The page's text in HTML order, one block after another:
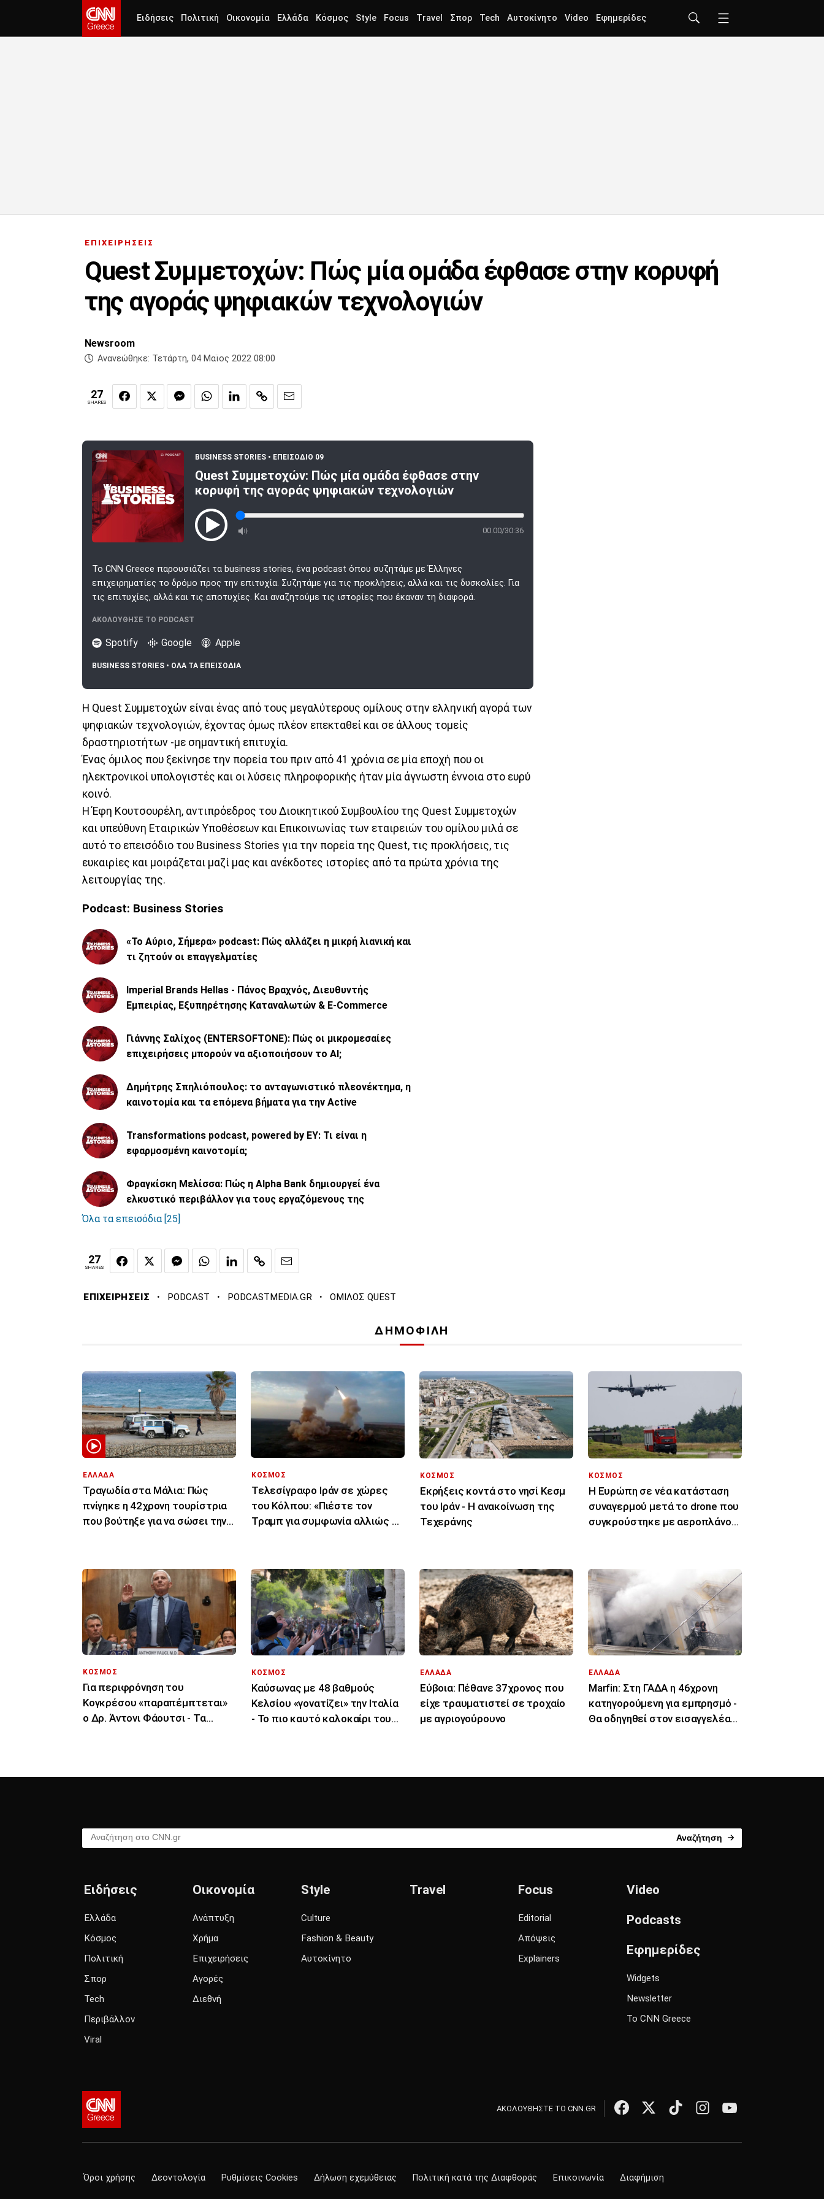
Ειδήσεις Πολιτική Οικονομία Ελλάδα Κόσμος Style Focus Travel Σπορ Tech Αυτοκίνητο Video Εφημερίδες
ΕΠΙΧΕΙΡΗΣΕΙΣ
Quest Συμμετοχών: Πώς μία ομάδα έφθασε στην κορυφή
της αγοράς ψηφιακών τεχνολογιών
Newsroom
Ανανεώθηκε: Τετάρτη, 04 Μαϊος 2022 08:00
27
SHARES
BUSINESS STORIES • ΕΠΕΙΣΟΔΙΟ 09
Quest Συμμετοχών: Πώς μία ομάδα έφθασε στην
κορυφή της αγοράς ψηφιακών τεχνολογιών
00.00/30:36
Το CNN Greece παρουσιάζει τα business stories, ένα podcast όπου συζητάμε με Έλληνες
επιχειρηματίες το δρόμο προς την επιτυχία. Συζητάμε για τις προκλήσεις, αλλά και τις δυσκολίες. Για
τις επιτυχίες, αλλά και τις αποτυχίες. Και αναζητούμε τις ιστορίες που έκαναν τη διαφορά.
ΑΚΟΛΟΥΘΗΣΕ ΤΟ PODCAST
Spotify Google Apple
BUSINESS STORIES • ΟΛΑ ΤΑ ΕΠΕΙΣΟΔΙΑ
Η Quest Συμμετοχών είναι ένας από τους μεγαλύτερους ομίλους στην ελληνική αγορά των
ψηφιακών τεχνολογιών, έχοντας όμως πλέον επεκταθεί και σε άλλους τομείς
δραστηριοτήτων -με σημαντική επιτυχία.
Ένας όμιλος που ξεκίνησε την πορεία του πριν από 41 χρόνια σε μία εποχή που οι
ηλεκτρονικοί υπολογιστές και οι λύσεις πληροφορικής ήταν μία άγνωστη έννοια στο ευρύ
κοινό.
Η Έφη Κουτσουρέλη, αντιπρόεδρος του Διοικητικού Συμβουλίου της Quest Συμμετοχών
και υπεύθυνη Εταιρικών Υποθέσεων και Επικοινωνίας των εταιρειών του ομίλου μιλά σε
αυτό το επεισόδιο του Business Stories για την πορεία της Quest, τις προκλήσεις, τις
ευκαιρίες και μοιράζεται μαζί μας και ανέκδοτες ιστορίες από τα πρώτα χρόνια της
λειτουργίας της.
Podcast: Business Stories
«Το Αύριο, Σήμερα» podcast: Πώς αλλάζει η μικρή λιανική και
τι ζητούν οι επαγγελματίες
Imperial Brands Hellas - Πάνος Βραχνός, Διευθυντής
Εμπειρίας, Εξυπηρέτησης Καταναλωτών & E-Commerce
Γιάννης Σαλίχος (ENTERSOFTONE): Πώς οι μικρομεσαίες
επιχειρήσεις μπορούν να αξιοποιήσουν το ΑΙ;
Δημήτρης Σπηλιόπουλος: το ανταγωνιστικό πλεονέκτημα, η
καινοτομία και τα επόμενα βήματα για την Active
Transformations podcast, powered by EY: Τι είναι η
εφαρμοσμένη καινοτομία;
Φραγκίσκη Μελίσσα: Πώς η Alpha Bank δημιουργεί ένα
ελκυστικό περιβάλλον για τους εργαζόμενους της
Όλα τα επεισόδια [25]
27
SHARES
ΕΠΙΧΕΙΡΗΣΕΙΣ · PODCAST · PODCASTMEDIA.GR · ΟΜΙΛΟΣ QUEST
ΔΗΜΟΦΙΛΗ
ΕΛΛΑΔΑ
Τραγωδία στα Μάλια: Πώς
πνίγηκε η 42χρονη τουρίστρια
που βούτηξε για να σώσει την
ΚΟΣΜΟΣ
Τελεσίγραφο Ιράν σε χώρες
του Κόλπου: «Πιέστε τον
Τραμπ για συμφωνία αλλιώς θα
ΚΟΣΜΟΣ
Εκρήξεις κοντά στο νησί Κεσμ
του Ιράν - Η ανακοίνωση της
Τεχεράνης
ΚΟΣΜΟΣ
Η Ευρώπη σε νέα κατάσταση
συναγερμού μετά το drone που
συγκρούστηκε με αεροπλάνο
ΚΟΣΜΟΣ
Για περιφρόνηση του
Κογκρέσου «παραπέμπτεται»
ο Δρ. Άντονι Φάουτσι - Τα
ΚΟΣΜΟΣ
Καύσωνας με 48 βαθμούς
Κελσίου «γονατίζει» την Ιταλία
- Το πιο καυτό καλοκαίρι του
ΕΛΛΑΔΑ
Εύβοια: Πέθανε 37χρονος που
είχε τραυματιστεί σε τροχαίο
με αγριογούρουνο
ΕΛΛΑΔΑ
Marfin: Στη ΓΑΔΑ η 46χρονη
κατηγορούμενη για εμπρησμό -
Θα οδηγηθεί στον εισαγγελέα
Αναζήτηση στο CNN.gr Αναζήτηση
Ειδήσεις
Ελλάδα
Κόσμος
Πολιτική
Σπορ
Tech
Περιβάλλον
Viral
Οικονομία
Ανάπτυξη
Χρήμα
Επιχειρήσεις
Αγορές
Διεθνή
Style
Culture
Fashion & Beauty
Αυτοκίνητο
Travel Focus
Editorial
Απόψεις
Explainers
Video
Podcasts
Εφημερίδες
Widgets
Newsletter
Το CNN Greece
ΑΚΟΛΟΥΘΗΣΤΕ ΤΟ CNN.GR
Όροι χρήσης Δεοντολογία Ρυθμίσεις Cookies Δήλωση εχεμύθειας Πολιτική κατά της Διαφθοράς Επικοινωνία Διαφήμιση